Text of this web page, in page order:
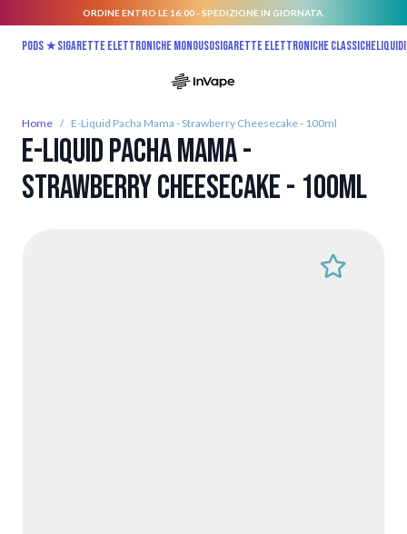
ORDINE ENTRO LE 16:00 - SPEDIZIONE IN GIORNATA.
Pods ★Sigarette elettroniche monousoSigarette elettroniche classiche
Home / E-Liquid Pacha Mama - Strawberry Cheesecake - 100ml
E-Liquid Pacha Mama -
Strawberry Cheesecake - 100ml